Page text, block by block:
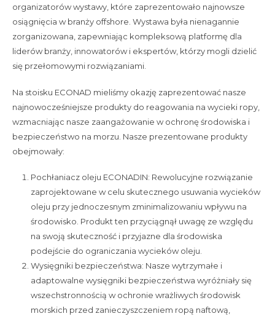
ECONAD
na
wystawie
OFFSHORE
ENERGY
organizatorów wystawy, które zaprezentowało najnowsze
osiągnięcia w branży offshore. Wystawa była nienagannie
zorganizowana, zapewniając kompleksową platformę dla
liderów branży, innowatorów i ekspertów, którzy mogli dzielić
się przełomowymi rozwiązaniami.
Na stoisku ECONAD mieliśmy okazję zaprezentować nasze
najnowocześniejsze produkty do reagowania na wycieki ropy,
wzmacniając nasze zaangażowanie w ochronę środowiska i
bezpieczeństwo na morzu. Nasze prezentowane produkty
obejmowały:
Pochłaniacz oleju ECONADIN: Rewolucyjne rozwiązanie
zaprojektowane w celu skutecznego usuwania wycieków
oleju przy jednoczesnym zminimalizowaniu wpływu na
środowisko. Produkt ten przyciągnął uwagę ze względu
na swoją skuteczność i przyjazne dla środowiska
podejście do ograniczania wycieków oleju.
Wysięgniki bezpieczeństwa: Nasze wytrzymałe i
adaptowalne wysięgniki bezpieczeństwa wyróżniały się
wszechstronnością w ochronie wrażliwych środowisk
morskich przed zanieczyszczeniem ropą naftową,